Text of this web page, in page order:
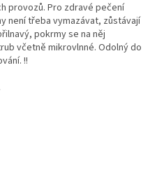
provozů. Pro zdravé pečení
není třeba vymazávat, zůstávají
pokrmy se na něj
včetně mikrovlnné. Odolný do
!!